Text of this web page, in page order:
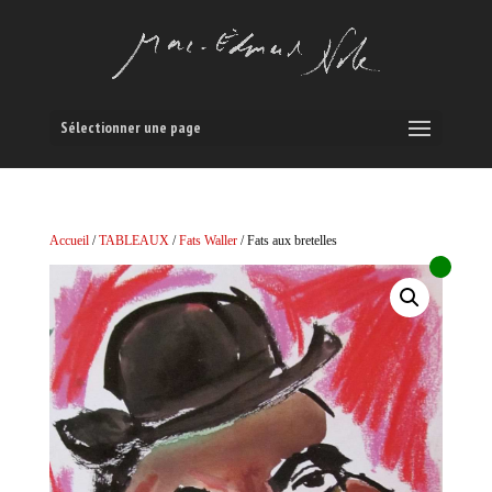
Sélectionner une page
Accueil/TABLEAUX/Fats Waller/ Fats aux bretelles